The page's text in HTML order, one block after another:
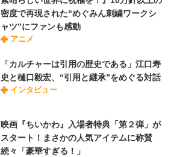
密度で再現された“めぐみん刺繍ワークシ
ャツ”にファンも感動
アニメ
「カルチャーは引用の歴史である」江口寿
史と樋口毅宏、“引用と継承”をめぐる対話
インタビュー
映画『ちいかわ』入場者特典「第２弾」が
スタート！まさかの人気アイテムに称賛
続々「豪華すぎる！」